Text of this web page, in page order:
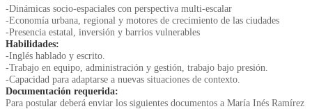
-Dinámicas socio-espaciales con perspectiva multi-escalar
-Economía urbana, regional y motores de crecimiento de las ciudades
-Presencia estatal, inversión y barrios vulnerables
Habilidades:
-Inglés hablado y escrito.
-Trabajo en equipo, administración y gestión, trabajo bajo presión.
-Capacidad para adaptarse a nuevas situaciones de contexto.
Documentación requerida:
Para postular deberá enviar los siguientes documentos a María Inés Ramírez